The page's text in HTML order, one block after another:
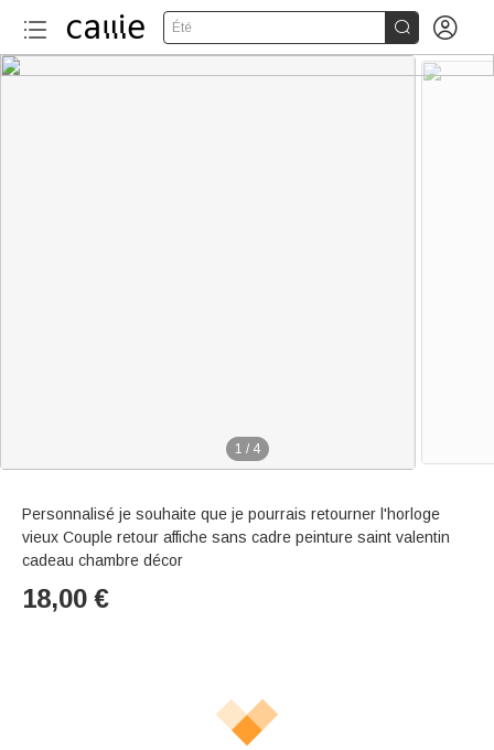
Été  
1 / 4
Personnalisé je souhaite que je pourrais retourner l'horloge
vieux Couple retour affiche sans cadre peinture saint valentin
cadeau chambre décor
18,00 €